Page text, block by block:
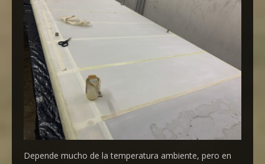
Depende mucho de la temperatura ambiente, pero en